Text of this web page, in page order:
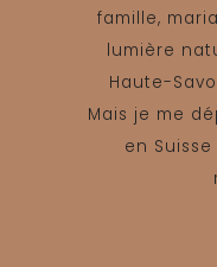
famille,
lumière
Haute-
Mais je me
en